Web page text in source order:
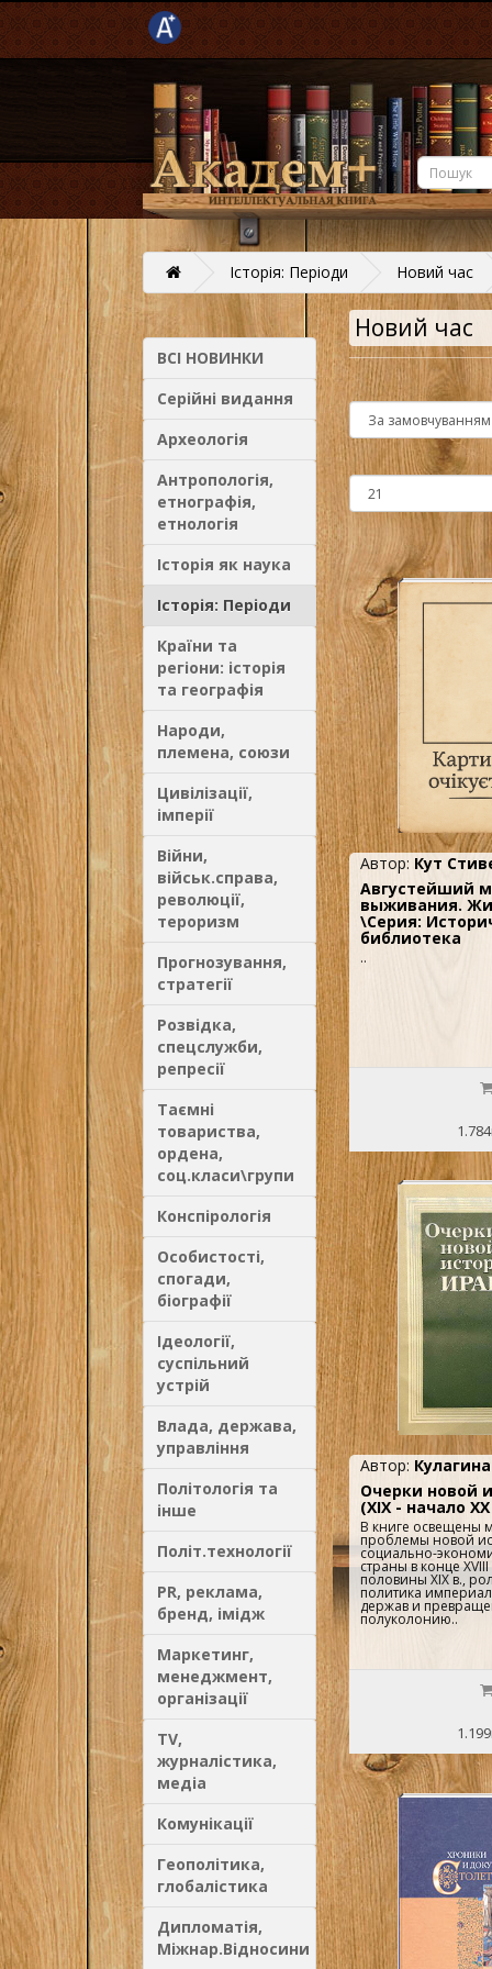
Історія: Періоди Новий час
ВСІ НОВИНКИ
Серійні видання
Археологія
Антропологія,
етнографія,
етнологія
Історія як наука
Історія: Періоди
Країни та
регіони: історія
та географія
Народи,
племена, союзи
Цивілізації,
імперії
Війни,
військ.справа,
революції,
тероризм
Прогнозування,
стратегії
Розвідка,
спецслужби,
репресії
Таємні
товариства,
ордена,
соц.класи\групи
Конспірологія
Особистості,
спогади,
біографії
Ідеології,
суспільний
устрій
Влада, держава,
управління
Політологія та
інше
Політ.технології
PR, реклама,
бренд, імідж
Маркетинг,
менеджмент,
організації
TV,
журналістика,
медіа
Комунікації
Геополітика,
глобалістика
Дипломатія,
Міжнар.Відносини
Новий час
Автор: Кут
Августейший
выживания.
\Серия:
библиотека
..
Автор:
Очерки новой
(XIX - начало
В книге освещены
проблемы новой
социально-
страны в конце
половины XIX в.,
политика
держав и
полуколонию..